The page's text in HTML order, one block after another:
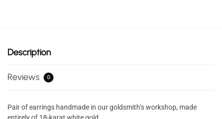
Description
Reviews 0
Pair of earrings handmade in our goldsmith’s workshop, made
entirely of 18-karat white gold.